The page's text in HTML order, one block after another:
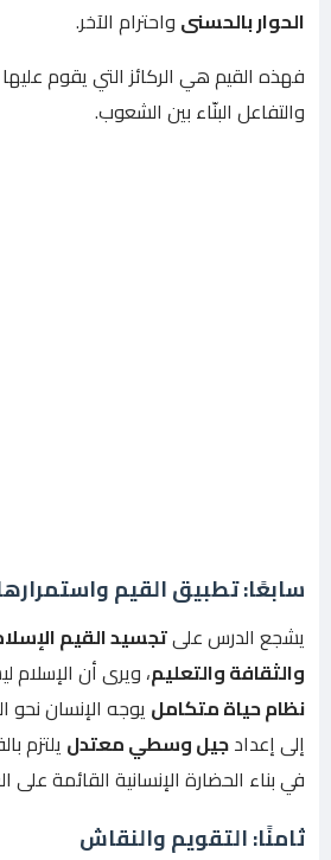
الحوار بالحسنى واحترام الآخر.
فهذه القيم هي الركائز التي يقوم عليها
والتفاعل البنّاء بين الشعوب.
سابعًا: تطبيق القيم
يشجع الدرس علىتجسيد القيم
والثقافة والتعليم، ويرى أن الإسلام
نظام حياة متكامل يوجه الإنسان نحو
إلى إعدادجيل وسطي معتدل يلتزم
في بناء الحضارة الإنسانية القائمة على
ثامنًا: التقويم والنقاش